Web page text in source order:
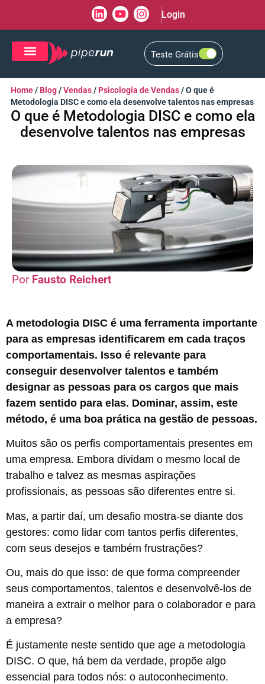
Login
Teste Grátis
Home/ Blog/Vendas/ Psicologia de Vendas/O que é
Metodologia DISC e como ela desenvolve talentos nas empresas
O que é Metodologia DISC e como ela
desenvolve talentos nas empresas
Fausto Reichert
A metodologia DISC é uma ferramenta importante
para as empresas identificarem em cada traços
comportamentais. Isso é relevante para
conseguir desenvolver talentos e também
designar as pessoas para os cargos que mais
fazem sentido para elas. Dominar, assim, este
método, é uma boa prática na gestão de pessoas.
Muitos são os perfis comportamentais presentes em
uma empresa. Embora dividam o mesmo local de
trabalho e talvez as mesmas aspirações
profissionais, as pessoas são diferentes entre si.
Mas, a partir daí, um desafio mostra-se diante dos
gestores: como lidar com tantos perfis diferentes,
com seus desejos e também frustrações?
Ou, mais do que isso: de que forma compreender
seus comportamentos, talentos e desenvolvê-los de
maneira a extrair o melhor para o colaborador e para
a empresa?
É justamente neste sentido que age a metodologia
DISC. O que, há bem da verdade, propõe algo
essencial para todos nós: o autoconhecimento.